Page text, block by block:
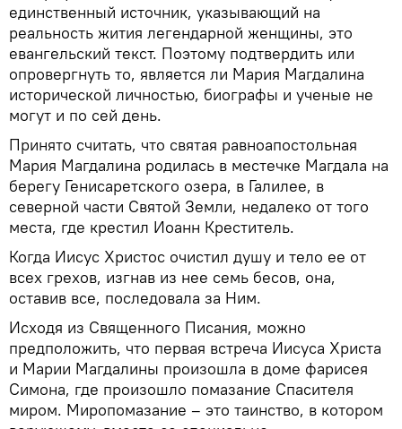
единственный источник, указывающий на
реальность жития легендарной женщины, это
евангельский текст. Поэтому подтвердить или
опровергнуть то, является ли Мария Магдалина
исторической личностью, биографы и ученые не
могут и по сей день.
Принято считать, что святая равноапостольная
Мария Магдалина родилась в местечке Магдала на
берегу Генисаретского озера, в Галилее, в
северной части Святой Земли, недалеко от того
места, где крестил Иоанн Креститель.
Когда Иисус Христос очистил душу и тело ее от
всех грехов, изгнав из нее семь бесов, она,
оставив все, последовала за Ним.
Исходя из Священного Писания, можно
предположить, что первая встреча Иисуса Христа
и Марии Магдалины произошла в доме фарисея
Симона, где произошло помазание Спасителя
миром. Миропомазание – это таинство, в котором